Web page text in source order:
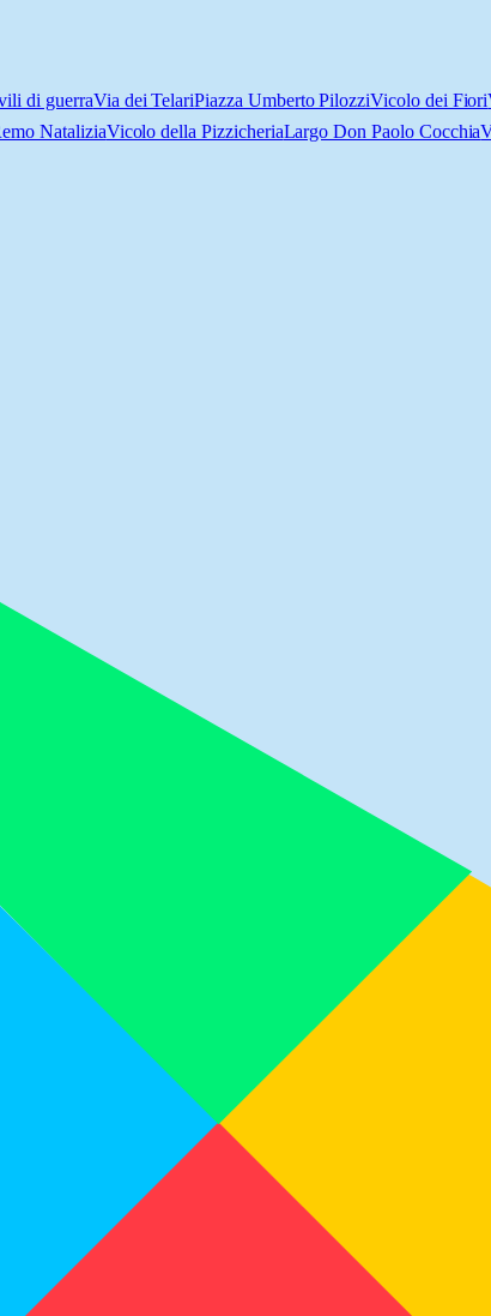
di guerraVia dei TelariPiazza Umberto PilozziVicolo dei Fiori
NataliziaVicolo della PizzicheriaLargo Don Paolo Cocchia